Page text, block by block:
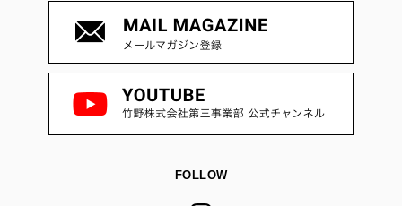
FOLLOW